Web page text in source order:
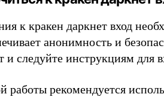
к кракен даркнет вход
анонимность и
и следуйте инструкциям для
работы рекомендуется